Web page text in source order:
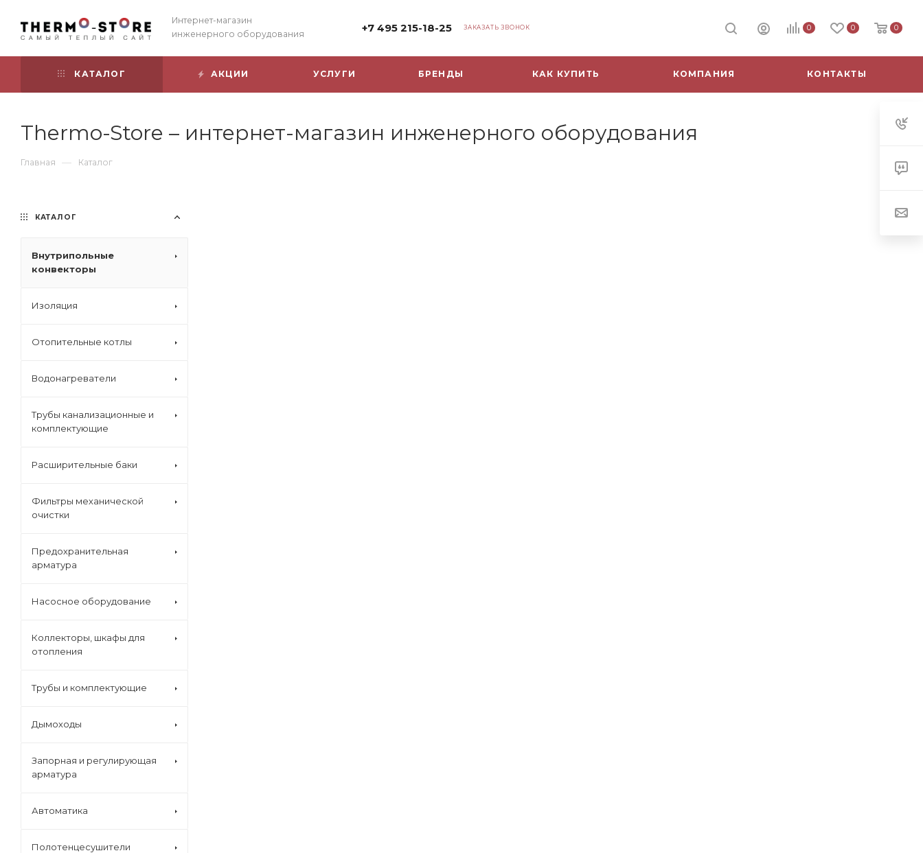
Интернет-магазин
инженерного оборудования
+7 495 215-18-25 ЗАКАЗАТЬ ЗВОНОК 0 0 0
КАТАЛОГ АКЦИИ УСЛУГИ БРЕНДЫ КАК КУПИТЬ КОМПАНИЯ КОНТАКТЫ
Thermo-Store – интернет-магазин инженерного оборудования
Главная — Каталог
КАТАЛОГ
Внутрипольные
конвекторы
Изоляция
Отопительные котлы
Водонагреватели
Трубы канализационные и
комплектующие
Расширительные баки
Фильтры механической
очистки
Предохранительная
арматура
Насосное оборудование
Коллекторы, шкафы для
отопления
Трубы и комплектующие
Дымоходы
Запорная и регулирующая
арматура
Автоматика
Полотенцесушители